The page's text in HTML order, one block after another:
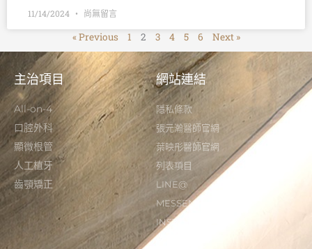
11/14/2024 尚無留言
« Previous 1 2 3 4 5 6 Next »
主治項目
All-on-4
口腔外科
顯微根管
人工植牙
齒顎矯正
網站連結
隱私條款
張元瀚醫師官網
葉映彤醫師官網
列表項目
LINE@
MESSENGER
INSTAGRAM